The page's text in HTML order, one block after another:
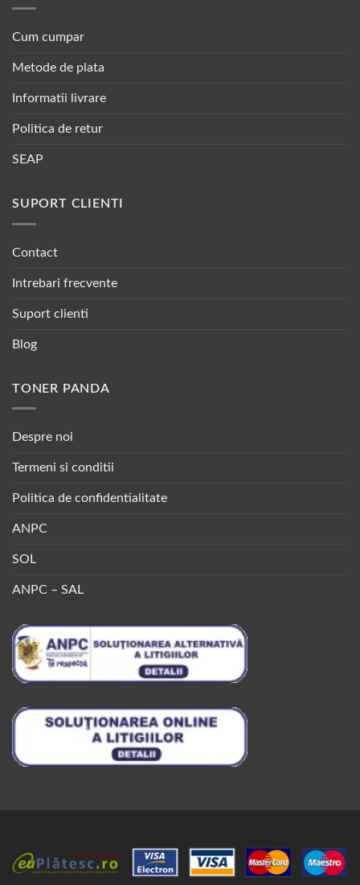
Cum cumpar
Metode de plata
Informatii livrare
Politica de retur
SEAP
SUPORT CLIENTI
Contact
Intrebari frecvente
Suport clienti
Blog
TONER PANDA
Despre noi
Termeni si conditii
Politica de confidentialitate
ANPC
SOL
ANPC – SAL